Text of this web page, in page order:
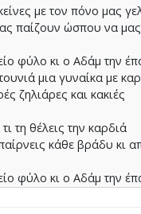
µε τον πόνο µας
παίζουν ώσπου να
φύλο κι ο Αδάµ την
µια γυναίκα µε
ζηλιάρες και κακιές
τη θέλεις την καρδιά
κάθε βράδυ κι
φύλο κι ο Αδάµ την